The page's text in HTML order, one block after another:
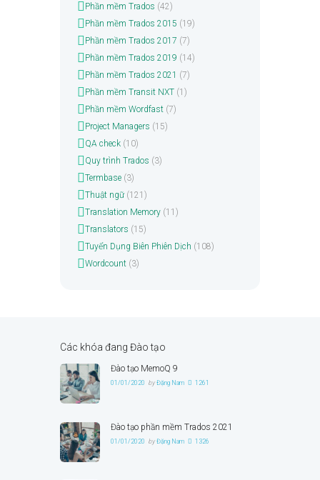
Phần mềm Trados (42)
Phần mềm Trados 2015 (19)
Phần mềm Trados 2017 (7)
Phần mềm Trados 2019 (14)
Phần mềm Trados 2021 (7)
Phần mềm Transit NXT(1)
Phần mềm Wordfast(7)
Project Managers (15)
QA check(10)
Quy trình Trados (3)
Termbase(3)
Thuật ngữ(121)
Translation Memory(11)
Translators (15)
Tuyển Dụng Biên Phiên Dịch (108)
Wordcount(3)
Các khóa đang Đào tạo
Đào tạo MemoQ 9
01/01/2020 byĐặng Nam 1261
Đào tạo phần mềm Trados 2021
01/01/2020 byĐặng Nam 1326